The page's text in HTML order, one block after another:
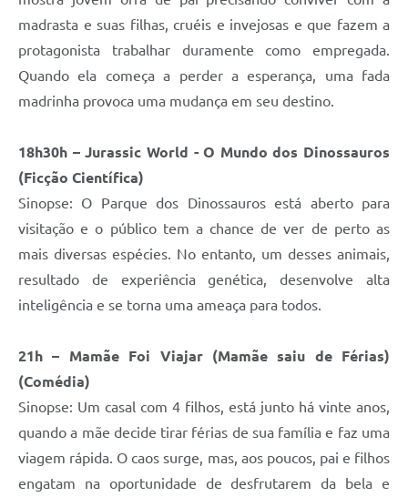
madrasta e suas filhas, cruéis e invejosas e que fazem a
protagonista trabalhar duramente como empregada.
Quando ela começa a perder a esperança, uma fada
madrinha provoca uma mudança em seu destino.
18h30h – Jurassic World - O Mundo dos Dinossauros
(Ficção Científica)
Sinopse: O Parque dos Dinossauros está aberto para
visitação e o público tem a chance de ver de perto as
mais diversas espécies. No entanto, um desses animais,
resultado de experiência genética, desenvolve alta
inteligência e se torna uma ameaça para todos.
21h – Mamãe Foi Viajar (Mamãe saiu de Férias)
(Comédia)
Sinopse: Um casal com 4 filhos, está junto há vinte anos,
quando a mãe decide tirar férias de sua família e faz uma
viagem rápida. O caos surge, mas, aos poucos, pai e filhos
engatam na oportunidade de desfrutarem da bela e